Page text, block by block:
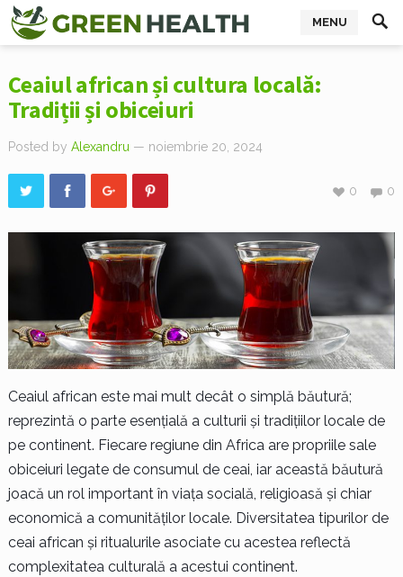
MENU
Ceaiul african și cultura locală:
Tradiții și obiceiuri
Posted by Alexandru — noiembrie 20, 2024
0
0
Ceaiul african este mai mult decât o simplă băutură;
reprezintă o parte esențială a culturii și tradițiilor locale de
pe continent. Fiecare regiune din Africa are propriile sale
obiceiuri legate de consumul de ceai, iar această băutură
joacă un rol important în viața socială, religioasă și chiar
economică a comunităților locale. Diversitatea tipurilor de
ceai african și ritualurile asociate cu acestea reflectă
complexitatea culturală a acestui continent.